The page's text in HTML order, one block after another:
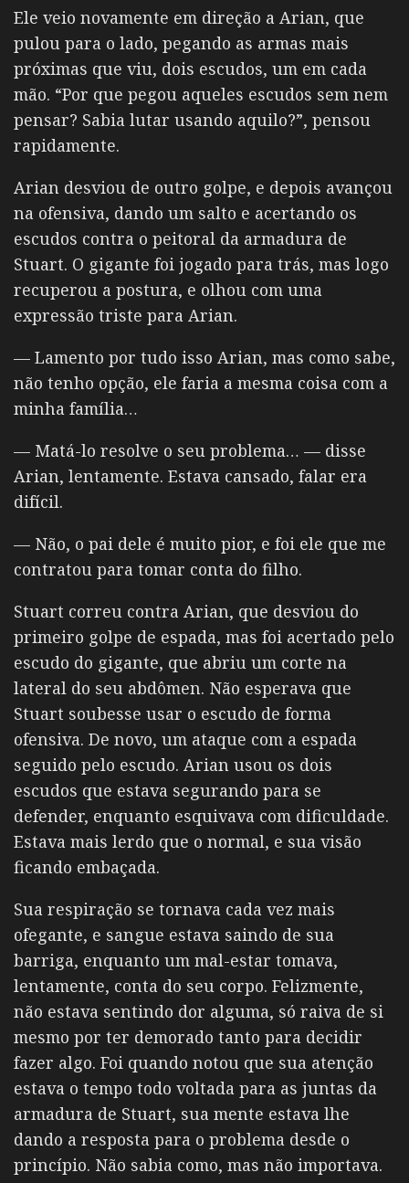
Ele veio novamente em direção a Arian, que
pulou para o lado, pegando as armas mais
próximas que viu, dois escudos, um em cada
mão. “Por que pegou aqueles escudos sem nem
pensar? Sabia lutar usando aquilo?”, pensou
rapidamente.
Arian desviou de outro golpe, e depois avançou
na ofensiva, dando um salto e acertando os
escudos contra o peitoral da armadura de
Stuart. O gigante foi jogado para trás, mas logo
recuperou a postura, e olhou com uma
expressão triste para Arian.
— Lamento por tudo isso Arian, mas como sabe,
não tenho opção, ele faria a mesma coisa com a
minha família…
— Matá-lo resolve o seu problema… — disse
Arian, lentamente. Estava cansado, falar era
difícil.
— Não, o pai dele é muito pior, e foi ele que me
contratou para tomar conta do filho.
Stuart correu contra Arian, que desviou do
primeiro golpe de espada, mas foi acertado pelo
escudo do gigante, que abriu um corte na
lateral do seu abdômen. Não esperava que
Stuart soubesse usar o escudo de forma
ofensiva. De novo, um ataque com a espada
seguido pelo escudo. Arian usou os dois
escudos que estava segurando para se
defender, enquanto esquivava com dificuldade.
Estava mais lerdo que o normal, e sua visão
ficando embaçada.
Sua respiração se tornava cada vez mais
ofegante, e sangue estava saindo de sua
barriga, enquanto um mal-estar tomava,
lentamente, conta do seu corpo. Felizmente,
não estava sentindo dor alguma, só raiva de si
mesmo por ter demorado tanto para decidir
fazer algo. Foi quando notou que sua atenção
estava o tempo todo voltada para as juntas da
armadura de Stuart, sua mente estava lhe
dando a resposta para o problema desde o
princípio. Não sabia como, mas não importava.